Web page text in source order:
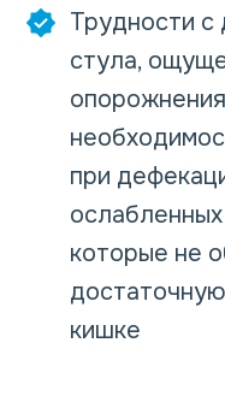
Трудности
стула,
при
которые не
кишке